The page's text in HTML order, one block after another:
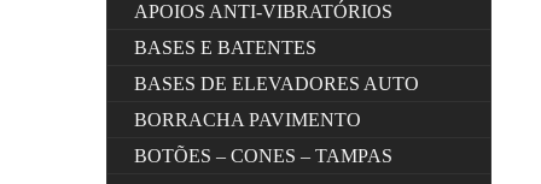
APOIOS ANTI-VIBRATÓRIOS
BASES E BATENTES
BASES DE ELEVADORES AUTO
BORRACHA PAVIMENTO
BOTÕES – CONES – TAMPAS